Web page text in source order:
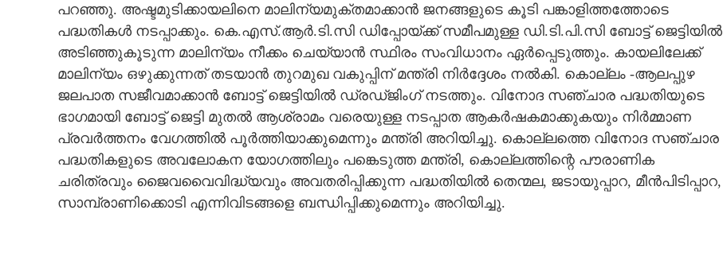
പറഞ്ഞു. അഷ്ടമുടിക്കായലിനെ മാലിന്യമുക്തമാക്കാൻ ജനങ്ങളുടെ കൂടി പങ്കാളിത്തത്തോടെ
പദ്ധതികൾ നടപ്പാക്കും. കെ.എസ്.ആർ.ടി.സി ഡിപ്പോയ്ക്ക് സമീപമുള്ള ഡി.ടി.പി.സി ബോട്ട് ജെട്ടിയിൽ
അടിഞ്ഞുകൂടുന്ന മാലിന്യം നീക്കം ചെയ്യാൻ സ്ഥിരം സംവിധാനം ഏർപ്പെടുത്തും. കായലിലേക്ക്
മാലിന്യം ഒഴുക്കുന്നത് തടയാൻ തുറമുഖ വകുപ്പിന് മന്ത്രി നിർദ്ദേശം നൽകി. കൊല്ലം -ആലപ്പുഴ
ജലപാത സജീവമാക്കാൻ ബോട്ട് ജെട്ടിയിൽ ഡ്രഡ്ജിംഗ് നടത്തും. വിനോദ സഞ്ചാര പദ്ധതിയുടെ
ഭാഗമായി ബോട്ട് ജെട്ടി മുതൽ ആശ്രാമം വരെയുള്ള നടപ്പാത ആകർഷകമാക്കുകയും നിർമ്മാണ
പ്രവർത്തനം വേഗത്തിൽ പൂർത്തിയാക്കുമെന്നും മന്ത്രി അറിയിച്ചു. കൊല്ലത്തെ വിനോദ സഞ്ചാര
പദ്ധതികളുടെ അവലോകന യോഗത്തിലും പങ്കെടുത്ത മന്ത്രി, കൊല്ലത്തിന്റെ പൗരാണിക
ചരിത്രവും ജൈവവൈവിദ്ധ്യവും അവതരിപ്പിക്കുന്ന പദ്ധതിയിൽ തെന്മല, ജടായുപ്പാറ, മീൻപിടിപ്പാറ,
സാമ്പ്രാണിക്കൊടി എന്നിവിടങ്ങളെ ബന്ധിപ്പിക്കുമെന്നും അറിയിച്ചു.